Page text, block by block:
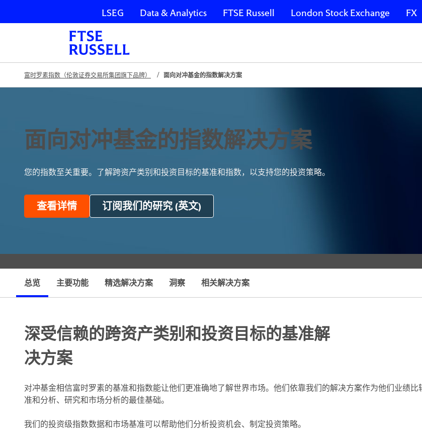
跳过导航
LSEG Data & Analytics FTSE Russell London Stock Exchange FX
富时罗素指数（伦敦证券交易所集团旗下品牌） 面向对冲基金的指数解决方案
面向对冲基金的指数解决方案
您的指数至关重要。了解跨资产类别和投资目标的基准和指数，以支持您的投资策略。
查看详情 订阅我们的研究 (英文)
总览 主要功能 精选解决方案 洞察 相关解决方案
深受信赖的跨资产类别和投资目标的基准解
决方案
对冲基金相信富时罗素的基准和指数能让他们更准确地了解世界市场。他们依靠我们的解决方案作为他们业绩比
准和分析、研究和市场分析的最佳基础。
我们的投资级指数数据和市场基准可以帮助他们分析投资机会、制定投资策略。